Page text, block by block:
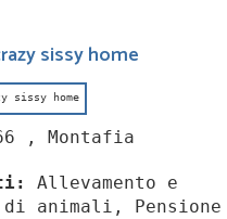
sissy home
, Montafia
Allevamento e
di animali, Pensione